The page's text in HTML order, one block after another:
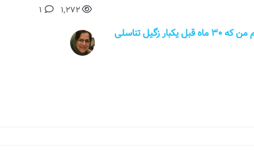
سلام خانمی 33 ساله هستم،. میخواستم بدونم من که 30 ماه قبل یکبار زگیل تناسلی
1,272
1